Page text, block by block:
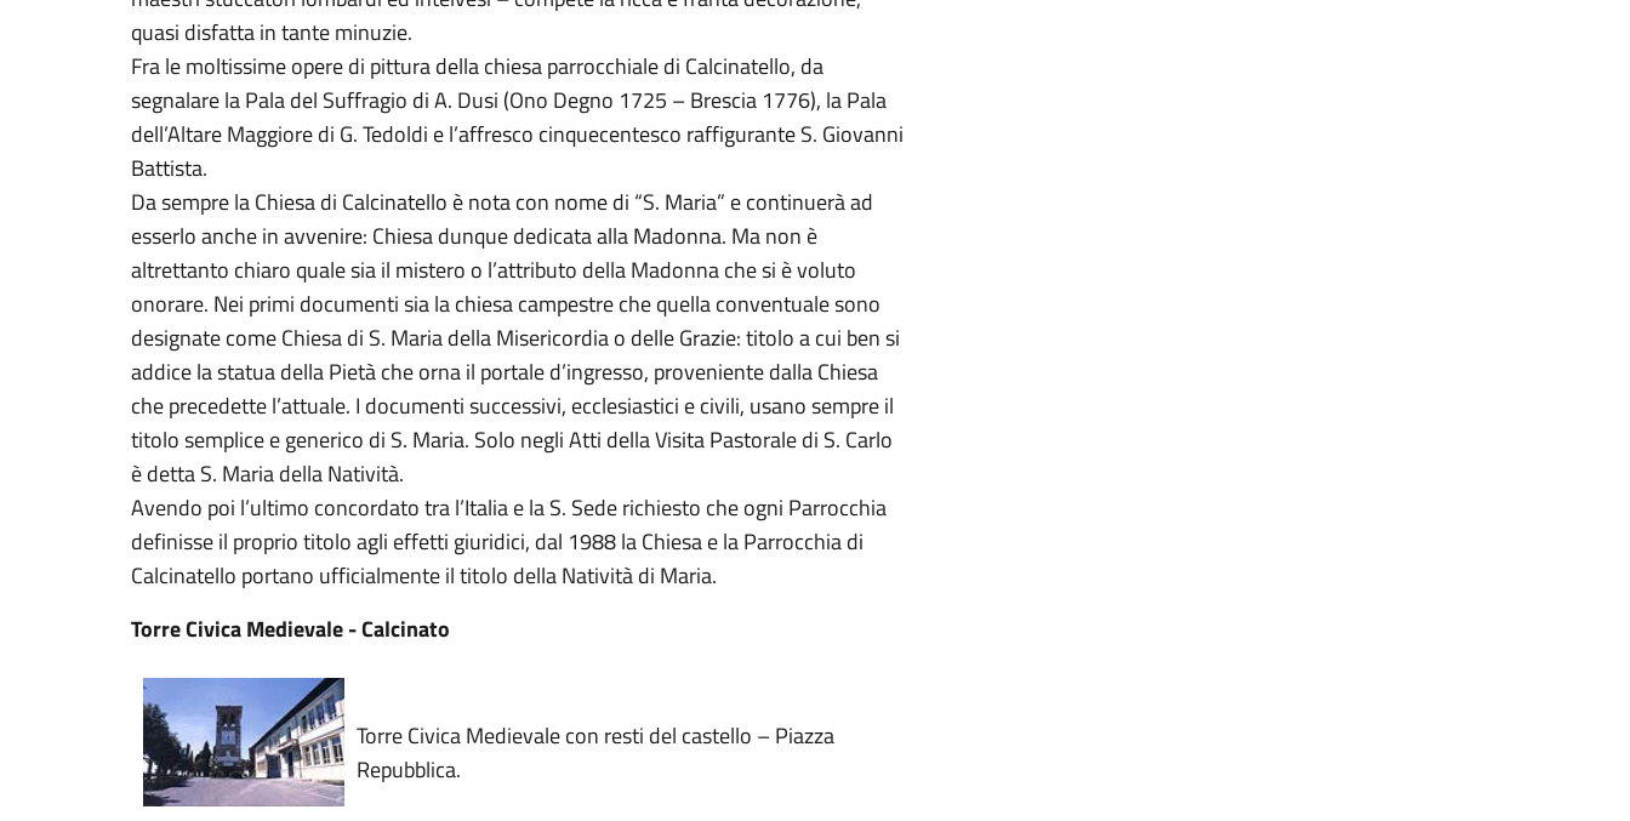
quasi disfatta in tante minuzie.
Fra le moltissime opere di pittura della chiesa parrocchiale di Calcinatello, da
segnalare la Pala del Suffragio di A. Dusi (Ono Degno 1725 – Brescia 1776), la Pala
dell’Altare Maggiore di G. Tedoldi e l’affresco cinquecentesco raffigurante S. Giovanni
Battista.
Da sempre la Chiesa di Calcinatello è nota con nome di “S. Maria” e continuerà ad
esserlo anche in avvenire: Chiesa dunque dedicata alla Madonna. Ma non è
altrettanto chiaro quale sia il mistero o l’attributo della Madonna che si è voluto
onorare. Nei primi documenti sia la chiesa campestre che quella conventuale sono
designate come Chiesa di S. Maria della Misericordia o delle Grazie: titolo a cui ben si
addice la statua della Pietà che orna il portale d’ingresso, proveniente dalla Chiesa
che precedette l’attuale. I documenti successivi, ecclesiastici e civili, usano sempre il
titolo semplice e generico di S. Maria. Solo negli Atti della Visita Pastorale di S. Carlo
è detta S. Maria della Natività.
Avendo poi l’ultimo concordato tra l’Italia e la S. Sede richiesto che ogni Parrocchia
definisse il proprio titolo agli effetti giuridici, dal 1988 la Chiesa e la Parrocchia di
Calcinatello portano ufficialmente il titolo della Natività di Maria.
Torre Civica Medievale - Calcinato
Torre Civica Medievale con resti del castello – Piazza
Repubblica.